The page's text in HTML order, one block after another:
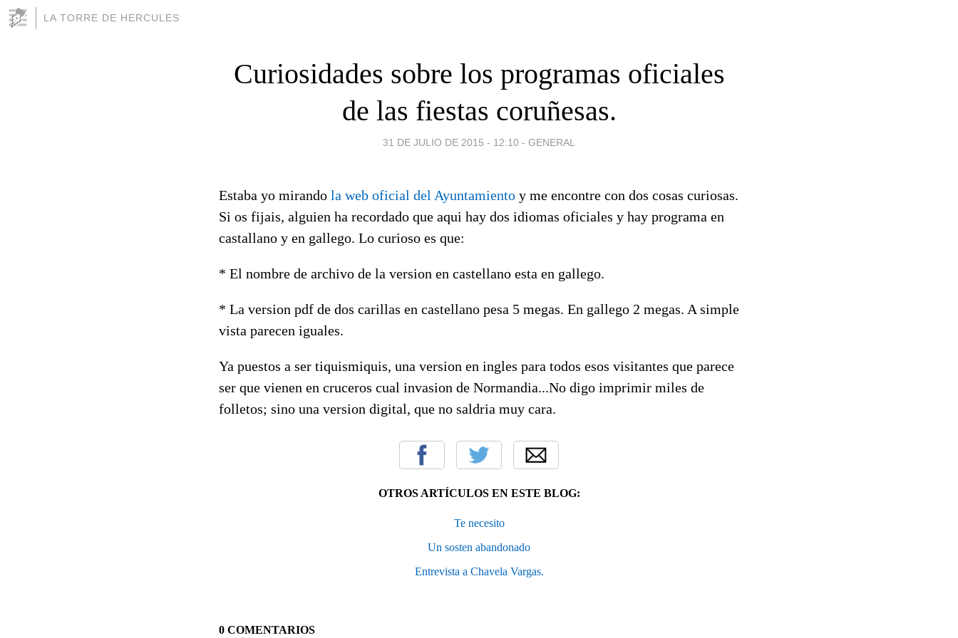
LA TORRE DE HERCULES
Curiosidades sobre los programas oficiales
de las fiestas coruñesas.
31 DE JULIO DE 2015 - 12:10 - GENERAL
Estaba yo mirando la web oficial del Ayuntamiento y me encontre con dos cosas curiosas.
Si os fijais, alguien ha recordado que aqui hay dos idiomas oficiales y hay programa en
castallano y en gallego. Lo curioso es que:
* El nombre de archivo de la version en castellano esta en gallego.
* La version pdf de dos carillas en castellano pesa 5 megas. En gallego 2 megas. A simple
vista parecen iguales.
Ya puestos a ser tiquismiquis, una version en ingles para todos esos visitantes que parece
ser que vienen en cruceros cual invasion de Normandia...No digo imprimir miles de
folletos; sino una version digital, que no saldria muy cara.
OTROS ARTÍCULOS EN ESTE BLOG:
Te necesito
Un sosten abandonado
Entrevista a Chavela Vargas.
0 COMENTARIOS